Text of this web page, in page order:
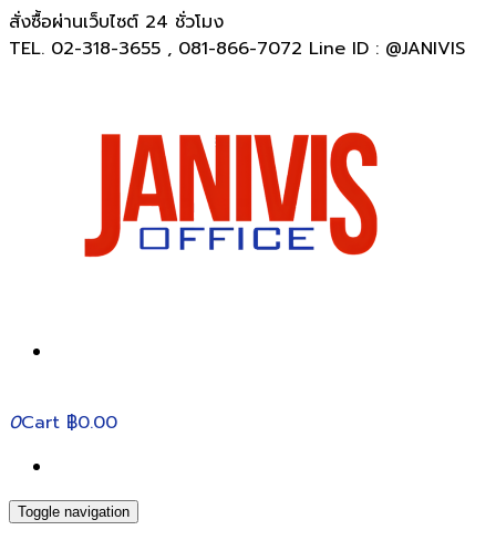
สั่งซื้อผ่านเว็บไซต์ 24 ชั่วโมง
TEL. 02-318-3655 , 081-866-7072 Line ID : @JANIVIS
0Cart ฿0.00
Toggle navigation